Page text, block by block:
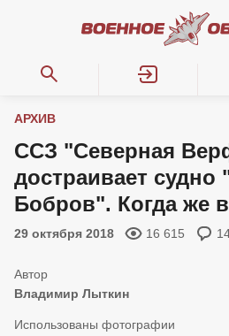
АРХИВ
ССЗ "Северная
достраивает судно
Бобров". Когда же
29 октября 2018 16 615
Владимир Лыткин